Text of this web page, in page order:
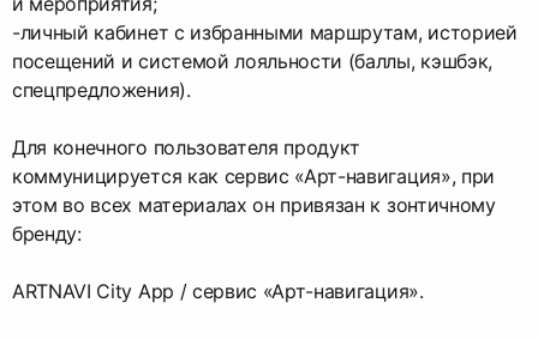
-личный кабинет с избранными маршрутам, историей
посещений и системой лояльности (баллы, кэшбэк,
спецпредложения).
Для конечного пользователя продукт
коммуницируется как сервис «Арт-навигация», при
этом во всех материалах он привязан к зонтичному
бренду:
ARTNAVI City App / сервис «Арт-навигация».